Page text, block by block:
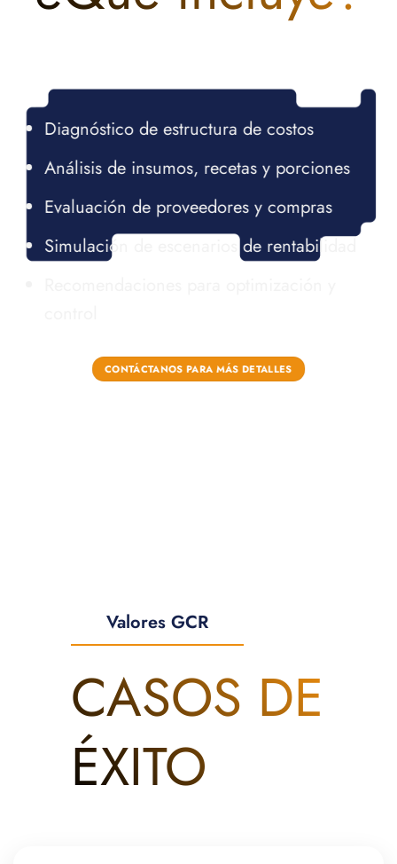
Diagnóstico de estructura de costos
Análisis de insumos, recetas y porciones
Evaluación de proveedores y compras
Simulación de escenarios de rentabilidad
CONTÁCTANOS PARA MÁS DETALLES
Valores GCR
CASOS DE
ÉXITO